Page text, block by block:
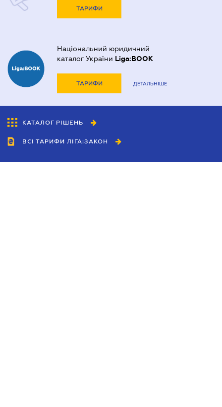
ТАРИФИ
Національний юридичний
каталог України Liga:BOOK
ТАРИФИ ДЕТАЛЬНІШЕ
КАТАЛОГ РІШЕНЬ
ВСІ ТАРИФИ ЛІГА:ЗАКОН